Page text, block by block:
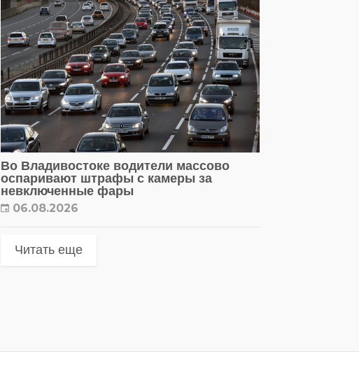
Во Владивостоке водители массово
оспаривают штрафы с камеры за
невключенные фары
06.08.2026
Читать еще